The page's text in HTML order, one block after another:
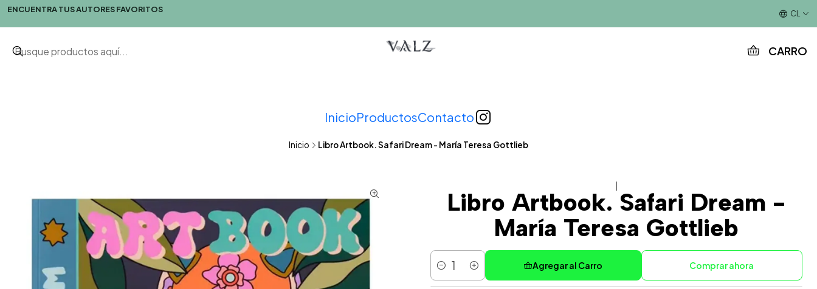
CARRO
InicioProductosContacto
ENCUENTRA TUS AUTORES FAVORITOS CL
Inicio Libro Artbook. Safari Dream - María Teresa Gottlieb
Libro Artbook. Safari Dream -
María Teresa Gottlieb
Cantidad
Agregar al Carro Comprar ahora